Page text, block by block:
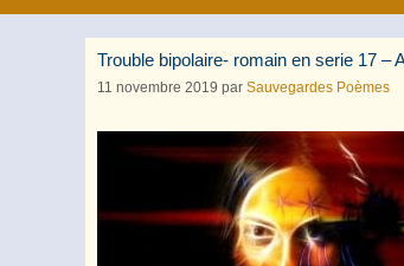
Trouble bipolaire- romain en serie 17 –
11 novembre 2019 par Sauvegardes Poèmes